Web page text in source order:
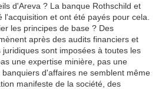
d'Areva ? La banque Rothschild et
et ont été payés pour cela.
les principes de base ? Des
après des audits financiers et
sont imposées à toutes les
une expertise minière, pas une
d'affaires ne semblent même
manifeste de la société, des